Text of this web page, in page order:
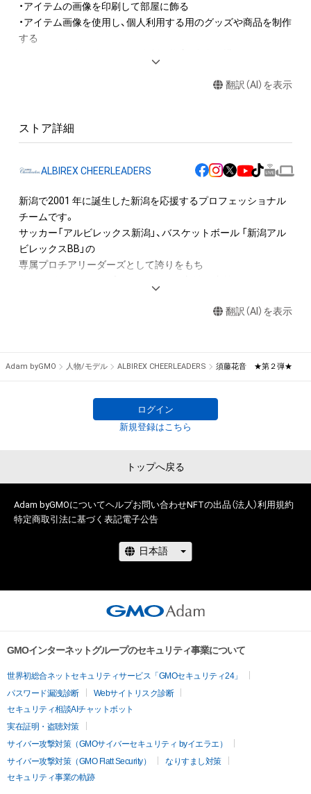
・アイテムの画像を印刷して部屋に飾る
・アイテム画像を使用し、個人利用する用のグッズや商品を制作
する
ロゴ等を含みますがこれらに限られません。)にかかる知的財産
産権(それらの権利を取得し、又はそれらの権利につき登録等を
作権を有する方、著作隣接権の権利者またはその管理委託を受
けている者によって保護されています。そのため、本アイテム
を保有していたとしても、本アイテムに関する創作物にかかる
知的財産権を有することを意味しません。
・本アイテムの著作権を有する方、著作隣接権の権利者またはそ
アイテムの保有者が有する権利」の範囲を超えた行為、知的財産
権を侵害するおそれのある行為(改変、公開、配布、逆コンパイ
に反する利用またはその恐れのある利用など、作成者が不適切
このアイテムに関するお問い合わせ先
翻訳（AI）を表示
ストア詳細
ALBIREX CHEERLEADERS
新潟で2001 年に誕生した新潟を応援するプロフェッショナル
チームです。
サッカー「アルビレックス新潟」、バスケットボール 「新潟アル
ビレックスBB」の
専属プロチアリーダーズとして誇りをもち
子どもたちへチアダンスの普及や施設訪問でのボランティアな
翻訳（AI）を表示
Adam byGMO 人物/モデル ALBIREX CHEERLEADERS 須藤花音 ★第２弾★
ログイン
新規登録はこちら
トップへ戻る
Adam byGMOについてヘルプお問い合わせNFTの出品（法人）利用規約
特定商取引法に基づく表記電子公告
GMOインターネットグループのセキュリティ事業について
世界初総合ネットセキュリティサービス「GMOセキュリティ24」
パスワード漏洩診断
Webサイトリスク診断
セキュリティ相談AIチャットボット
実在証明・盗聴対策
サイバー攻撃対策（GMOサイバーセキュリティ byイエラエ）
サイバー攻撃対策（GMO Flatt Security）
なりすまし対策
セキュリティ事業の軌跡